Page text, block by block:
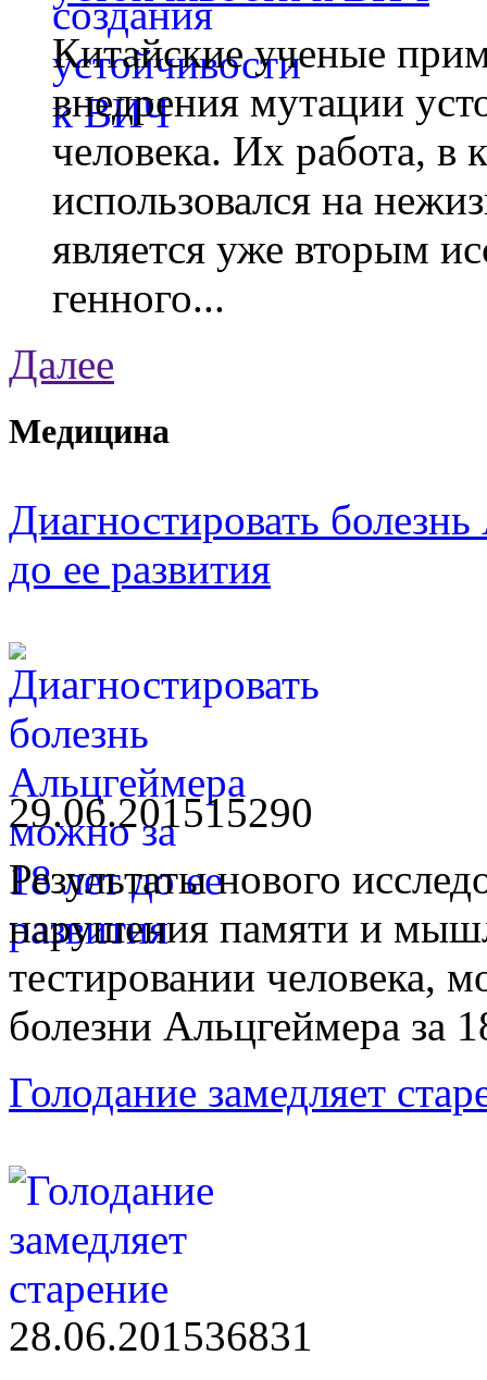
Китайские ученые
внедрения мутации
человека. Их работа, в
использовался на
является уже вторым
генного...
Далее
Медицина
Диагностировать
до ее развития
29.06.201515290
Результаты нового
нарушения памяти и
тестировании человека,
болезни Альцгеймера за
Голодание замедляет
28.06.201536831